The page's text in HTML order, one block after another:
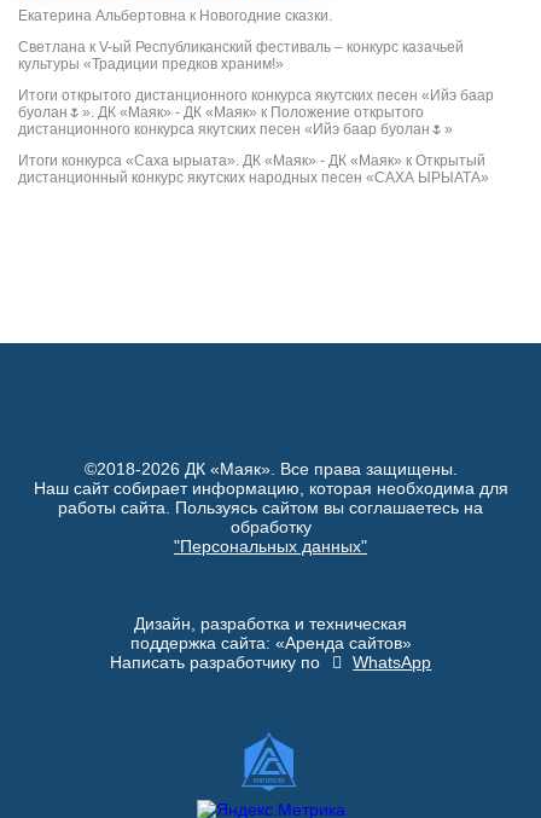
Екатерина Альбертовна к Новогодние сказки.
Светлана к V-ый Республиканский фестиваль – конкурс казачьей
культуры «Традиции предков храним!»
Итоги открытого дистанционного конкурса якутских песен «Ийэ баар
буолан🌷». ДК «Маяк» - ДК «Маяк» к Положение открытого
дистанционного конкурса якутских песен «Ийэ баар буолан🌷»
Итоги конкурса «Саха ырыата». ДК «Маяк» - ДК «Маяк» к Открытый
дистанционный конкурс якутских народных песен «САХА ЫРЫАТА»
©2018-2026 ДК «Маяк». Все права защищены.
Наш сайт собирает информацию, которая необходима для
работы сайта. Пользуясь сайтом вы соглашаетесь на
обработку
"Персональных данных"
Дизайн, разработка и техническая
поддержка сайта: «Аренда сайтов»
Написать разработчику по
WhatsApp